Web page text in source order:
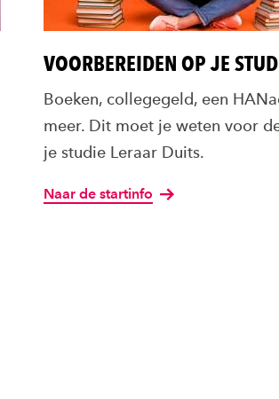
VOORBEREIDEN OP JE
Boeken, collegegeld, een
meer. Dit moet je weten voor
je studie Leraar Duits.
Naar de startinfo